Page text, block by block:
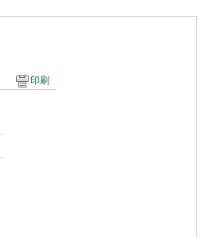
印刷